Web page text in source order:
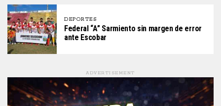
DEPORTES
Federal “A” Sarmiento sin margen de error
ante Escobar
ADVERTISEMENT